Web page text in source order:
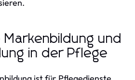
und
in der Pflege